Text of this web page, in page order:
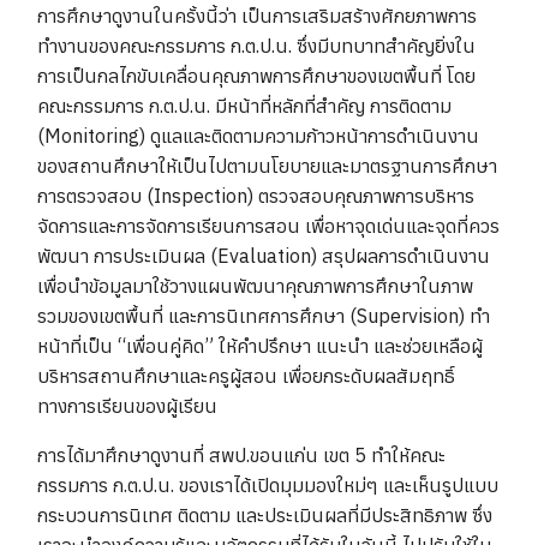
การศึกษาดูงานในครั้งนี้ว่า เป็นการเสริมสร้างศักยภาพการ
ทำงานของคณะกรรมการ ก.ต.ป.น. ซึ่งมีบทบาทสำคัญยิ่งใน
การเป็นกลไกขับเคลื่อนคุณภาพการศึกษาของเขตพื้นที่ โดย
คณะกรรมการ ก.ต.ป.น. มีหน้าที่หลักที่สำคัญ การติดตาม
(Monitoring) ดูแลและติดตามความก้าวหน้าการดำเนินงาน
ของสถานศึกษาให้เป็นไปตามนโยบายและมาตรฐานการศึกษา
การตรวจสอบ (Inspection) ตรวจสอบคุณภาพการบริหาร
จัดการและการจัดการเรียนการสอน เพื่อหาจุดเด่นและจุดที่ควร
พัฒนา การประเมินผล (Evaluation) สรุปผลการดำเนินงาน
เพื่อนำข้อมูลมาใช้วางแผนพัฒนาคุณภาพการศึกษาในภาพ
รวมของเขตพื้นที่ และการนิเทศการศึกษา (Supervision) ทำ
หน้าที่เป็น “เพื่อนคู่คิด” ให้คำปรึกษา แนะนำ และช่วยเหลือผู้
บริหารสถานศึกษาและครูผู้สอน เพื่อยกระดับผลสัมฤทธิ์
ทางการเรียนของผู้เรียน
การได้มาศึกษาดูงานที่ สพป.ขอนแก่น เขต 5 ทำให้คณะ
กรรมการ ก.ต.ป.น. ของเราได้เปิดมุมมองใหม่ๆ และเห็นรูปแบบ
กระบวนการนิเทศ ติดตาม และประเมินผลที่มีประสิทธิภาพ ซึ่ง